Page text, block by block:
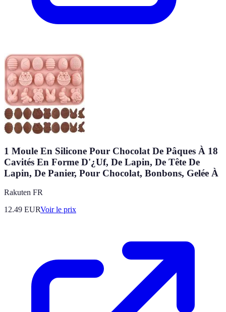
1 Moule En Silicone Pour Chocolat De Pâques À 18
Cavités En Forme D'¿Uf, De Lapin, De Tête De
Lapin, De Panier, Pour Chocolat, Bonbons, Gelée À
Rakuten FR
12.49 EURVoir le prix